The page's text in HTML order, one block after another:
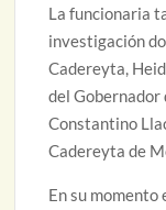
La funcionaria
investigación
Cadereyta,
del
Constantino
Cadereyta de
En su